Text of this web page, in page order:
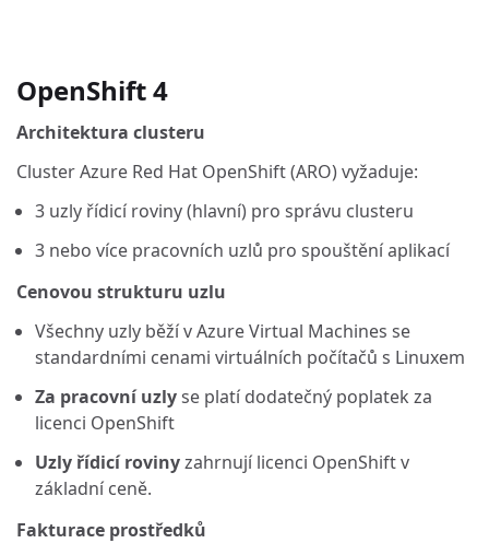
OpenShift 4
Architektura clusteru
Cluster Azure Red Hat OpenShift (ARO) vyžaduje:
3 uzly řídicí roviny (hlavní) pro správu clusteru
3 nebo více pracovních uzlů pro spouštění aplikací
Cenovou strukturu uzlu
Všechny uzly běží v Azure Virtual Machines se
standardními cenami virtuálních počítačů s Linuxem
Za pracovní uzlyse platí dodatečný poplatek za
licenci OpenShift
Uzly řídicí rovinyzahrnují licenci OpenShift v
základní ceně.
Fakturace prostředků